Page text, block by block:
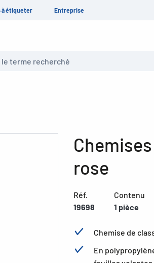
à étiqueter Entreprise
rose
Réf.
19698
Contenu
1 pièce
Chemise de
En